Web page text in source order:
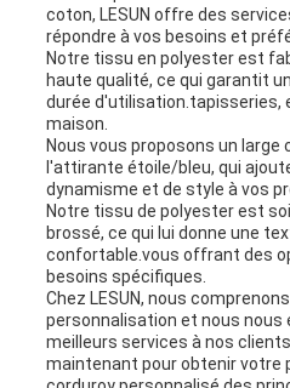
coton, LESUN offre des
répondre à vos besoins et
Notre tissu en polyester est
haute qualité, ce qui garantit
durée d'utilisation.tapisseries,
maison.
Nous vous proposons un large
l'attirante étoile/bleu, qui
dynamisme et de style à vos
Notre tissu de polyester est
brossé, ce qui lui donne une
confortable.vous offrant des
besoins spécifiques.
Chez LESUN, nous
personnalisation et nous
meilleurs services à nos
maintenant pour obtenir votre